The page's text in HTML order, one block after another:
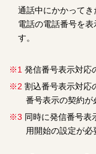
通話中にかかってき
電話の電話番号を表
す。
※1 発信番号表示対応
※2 割込番号表示対応
番号表示の契約が
※3 同時に発信番号表
用開始の設定が必